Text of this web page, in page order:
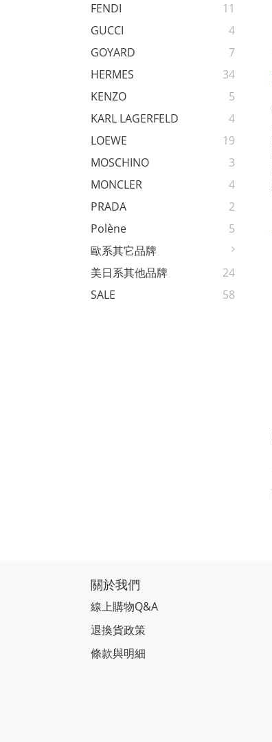
FENDI
11
GUCCI
4
GOYARD
7
HERMES
34
KENZO
5
KARL LAGERFELD
4
LOEWE
19
MOSCHINO
3
MONCLER
4
PRADA
2
Polène
5
歐系其它品牌
美日系其他品牌
24
SALE
58
關於我們
線上購物Q&A
退換貨政策
條款與明細